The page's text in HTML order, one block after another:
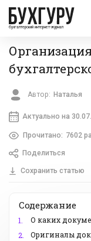
бухгалтерский интернет-журнал
Автор: Наталья
Актуально на
Прочитано: 7602
Поделиться
Сохранить статью
Содержание
1.
О каких
2.
Оригиналы